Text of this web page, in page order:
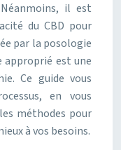
il est
du CBD pour
par la posologie
approprié est une
Ce guide vous
en vous
méthodes pour
à vos besoins.